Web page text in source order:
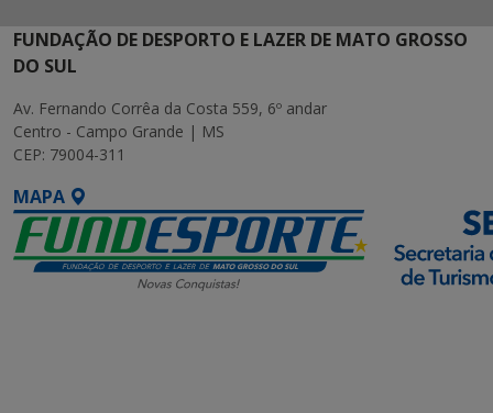
FUNDAÇÃO DE DESPORTO E LAZER DE MATO GROSSO
DO SUL
Av. Fernando Corrêa da Costa 559, 6º andar
Centro - Campo Grande | MS
CEP: 79004-311
MAPA